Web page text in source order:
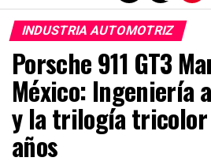
INDUSTRIA AUTOMOTRIZ
Porsche 911 GT3
México: Ingeniería
y la trilogía tricolor
años